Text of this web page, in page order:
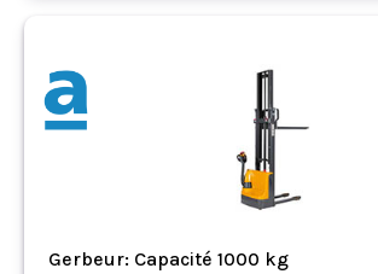
Gerbeur: Capacité 1000 kg